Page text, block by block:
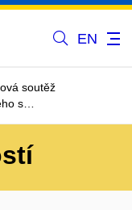
EN
soutěž
s…